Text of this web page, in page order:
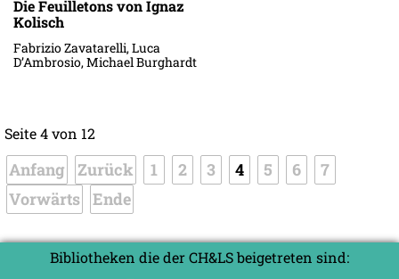
Die Feuilletons von Ignaz
Kolisch
Fabrizio Zavatarelli, Luca
D’Ambrosio, Michael Burghardt
Seite 4 von 12
Anfang Zurück 1 2 3 4 5 6
7
Vorwärts Ende
Bibliotheken die der CH&LS beigetreten sind: